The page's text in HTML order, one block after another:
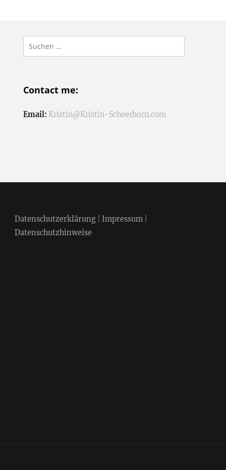
Suchen
nach:
Contact me:
Email: Kristin@Kristin-Scheerhorn.com
Datenschutzerklärung| Impressum|
Datenschutzhinweise